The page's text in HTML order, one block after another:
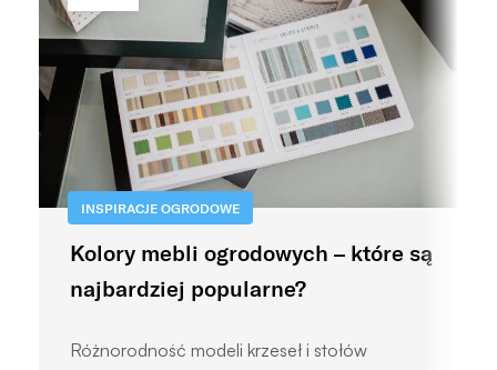
INSPIRACJE OGRODOWE
Kolory mebli ogrodowych – które są
najbardziej popularne?
Różnorodność modeli krzeseł i stołów